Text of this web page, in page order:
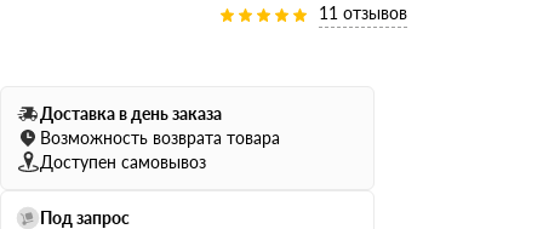
Ультратонкий
75 мм
100 мм
11 отзывов
Доставка в день заказа
Возможность возврата товара
Доступен самовывоз
Под запрос